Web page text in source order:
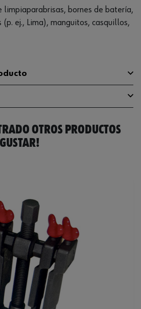
limpiaparabrisas, bornes de batería,
ej., Lima), manguitos, casquillos,
1.2 t
15 mm
gancho
artículo) 660.000 g
1952004446
OTROS PRODUCTOS